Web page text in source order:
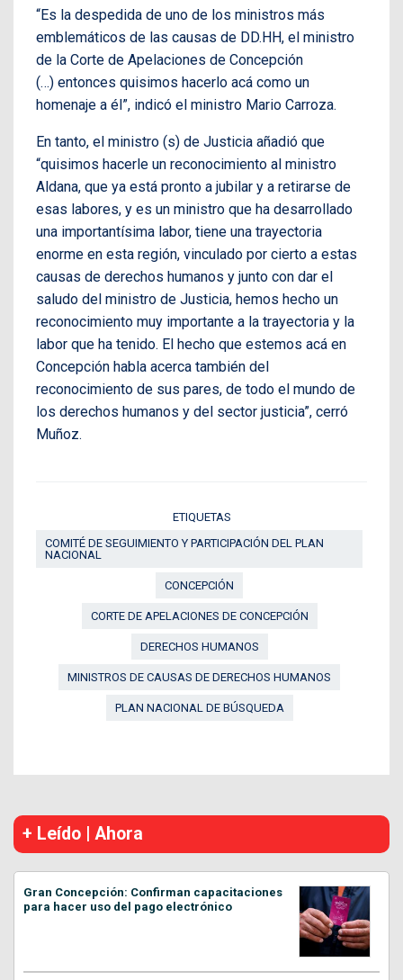
“Es la despedida de uno de los ministros más
emblemáticos de las causas de DD.HH, el ministro
de la Corte de Apelaciones de Concepción
(…) entonces quisimos hacerlo acá como un
homenaje a él”, indicó el ministro Mario Carroza.
En tanto, el ministro (s) de Justicia añadió que
“quisimos hacerle un reconocimiento al ministro
Aldana, que ya está pronto a jubilar y a retirarse de
esas labores, y es un ministro que ha desarrollado
una importantísima labor, tiene una trayectoria
enorme en esta región, vinculado por cierto a estas
causas de derechos humanos y junto con dar el
saludo del ministro de Justicia, hemos hecho un
reconocimiento muy importante a la trayectoria y la
labor que ha tenido. El hecho que estemos acá en
Concepción habla acerca también del
reconocimiento de sus pares, de todo el mundo de
los derechos humanos y del sector justicia”, cerró
Muñoz.
ETIQUETAS
COMITÉ DE SEGUIMIENTO Y PARTICIPACIÓN DEL PLAN
NACIONAL
CONCEPCIÓN
CORTE DE APELACIONES DE CONCEPCIÓN
DERECHOS HUMANOS
MINISTROS DE CAUSAS DE DERECHOS HUMANOS
PLAN NACIONAL DE BÚSQUEDA
+ Leído | Ahora
Gran Concepción: Confirman capacitaciones
para hacer uso del pago electrónico